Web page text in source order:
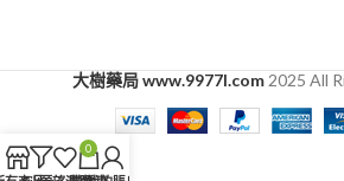
大樹藥局 www.9977l.com 2025 All
0